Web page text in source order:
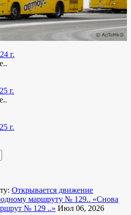
г.
г.
г.
Открывается движение
маршруту № 129.. «Снова
№ 129 ..» Июл 06, 2026